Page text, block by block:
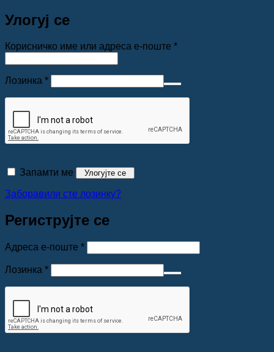
Улогуј се
Корисничко име или адреса е-поште *Обавезно
Лозинка *Обавезно
Запамти ме Улогујте се
Заборавили сте лозинку?
Региструјте се
Адреса е-поште *Обавезно
Лозинка *Обавезно